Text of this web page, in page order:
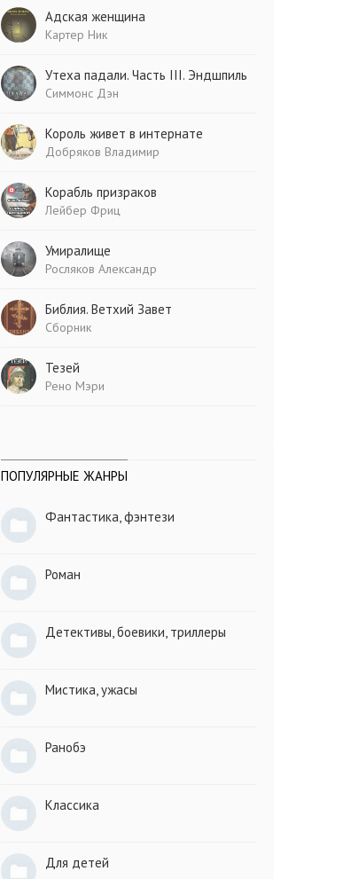
Адская женщина
Картер Ник
Утеха падали. Часть III. Эндшпиль
Симмонс Дэн
Король живет в интернате
Добряков Владимир
Корабль призраков
Лейбер Фриц
Умиралище
Росляков Александр
Библия. Ветхий Завет
Сборник
Тезей
Рено Мэри
ПОПУЛЯРНЫЕ ЖАНРЫ
Фантастика, фэнтези
Роман
Детективы, боевики, триллеры
Мистика, ужасы
Ранобэ
Классика
Для детей